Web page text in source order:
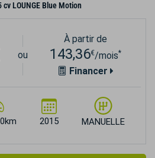
cv LOUNGE Blue Motion
2015 MANUELLE
ou
À partir de
143,36€/mois*
Financer